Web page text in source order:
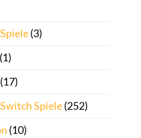
(3)
(1)
(17)
Spiele(252)
(10)